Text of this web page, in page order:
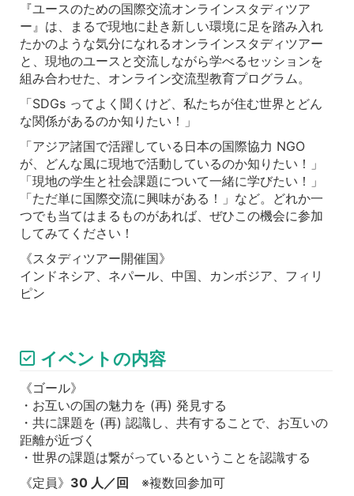
『ユースのための国際交流オンラインスタディツア
ー』は、まるで現地に赴き新しい環境に足を踏み入れ
たかのような気分になれるオンラインスタディツアー
と、現地のユースと交流しながら学べるセッションを
組み合わせた、オンライン交流型教育プログラム。
「SDGs ってよく聞くけど、私たちが住む世界とどん
な関係があるのか知りたい！」
「アジア諸国で活躍している日本の国際協力 NGO
が、どんな風に現地で活動しているのか知りたい！」
「現地の学生と社会課題について一緒に学びたい！」
「ただ単に国際交流に興味がある！」など。どれか一
つでも当てはまるものがあれば、ぜひこの機会に参加
してみてください！
《スタディツアー開催国》
インドネシア、ネパール、中国、カンボジア、フィリ
ピン
イベントの内容
《ゴール》
・お互いの国の魅力を (再) 発見する
・共に課題を (再) 認識し、共有することで、お互いの
距離が近づく
・世界の課題は繋がっているということを認識する
《定員》 30 人／回
※複数回参加可